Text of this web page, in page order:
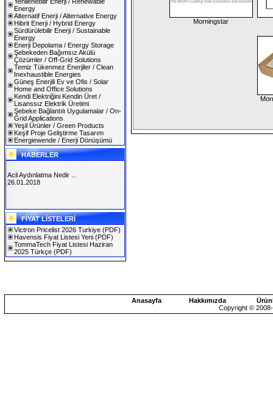
Energy
Alternatif Enerji / Alternative Energy
Hibrit Enerji / Hybrid Energy
Sürdürülebilir Enerji / Sustainable
Energy
Enerji Depolama / Energy Storage
Şebekeden Bağımsız Akülü
Çözümler / Off-Grid Solutions
Temiz Tükenmez Enerjiler / Clean
Inexhaustible Energies
Güneş Enerjili Ev ve Ofis / Solar
Home and Office Solutions
Kendi Elektriğini Kendin Üret /
Lisanssız Elektrik Üretimi
Şebeke Bağlantılı Uygulamalar / On-
Grid Applications
Yeşil Ürünler / Green Products
Keşif Proje Geliştirme Tasarım
Energiewende / Enerji Dönüşümü
HABERLER
SOLAREX ISTANBUL 2019
30.01.2019
Acil Aydınlatma Nedir ...
26.01.2018
FİYAT LİSTELERİ
Victron Pricelist 2026 Turkiye (PDF)
Havensis Fiyat Listesi Yeni (PDF)
TommaTech Fiyat Listesi Haziran
2025 Türkçe (PDF)
Morningstar
Anasayfa Hakkımızda
Copyright ©